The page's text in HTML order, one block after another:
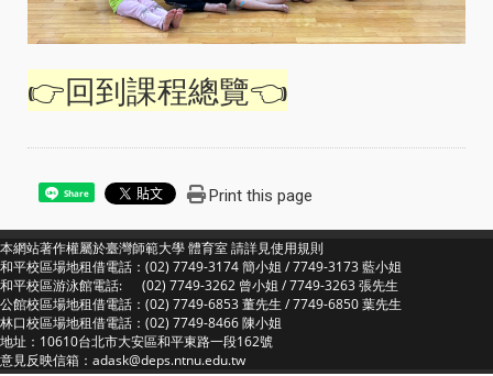
👉回到課程總覽👈
Share Print this page
本網站著作權屬於臺灣師範大學 體育室 請詳見使用規則
和平校區場地租借電話：(02) 7749-3174 簡小姐 / 7749-3173 藍小姐
和平校區游泳館電話: (02) 7749-3262 曾小姐 / 7749-3263 張先生
公館校區場地租借電話：(02) 7749-6853 董先生 / 7749-6850 葉先生
林口校區場地租借電話：(02) 7749-8466 陳小姐
地址：10610台北市大安區和平東路一段162號
意見反映信箱：adask@deps.ntnu.edu.tw